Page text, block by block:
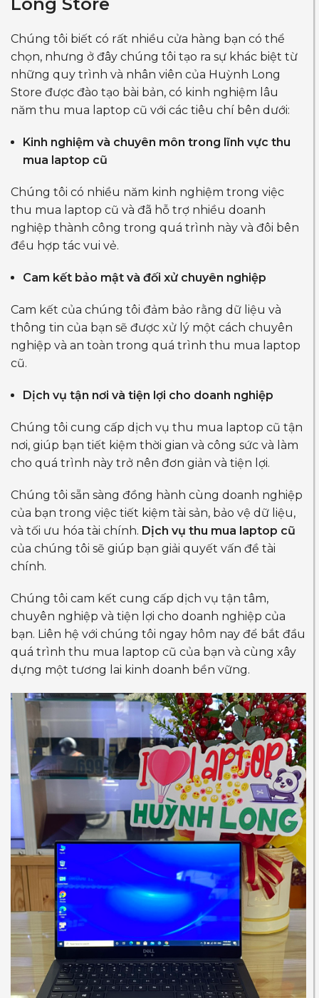
Chúng tôi biết có rất nhiều cửa hàng bạn có thể
chọn, nhưng ở đây chúng tôi tạo ra sự khác biệt từ
những quy trình và nhân viên của Huỳnh Long
Store được đào tạo bài bản, có kinh nghiệm lâu
năm thu mua laptop cũ với các tiêu chí bên dưới:
Kinh nghiệm và chuyên môn trong lĩnh vực thu
mua laptop cũ
Chúng tôi có nhiều năm kinh nghiệm trong việc
thu mua laptop cũ và đã hỗ trợ nhiều doanh
nghiệp thành công trong quá trình này và đôi bên
đều hợp tác vui vẻ.
Cam kết bảo mật và đối xử chuyên nghiệp
Cam kết của chúng tôi đảm bảo rằng dữ liệu và
thông tin của bạn sẽ được xử lý một cách chuyên
nghiệp và an toàn trong quá trình thu mua laptop
cũ.
Dịch vụ tận nơi và tiện lợi cho doanh nghiệp
Chúng tôi cung cấp dịch vụ thu mua laptop cũ tận
nơi, giúp bạn tiết kiệm thời gian và công sức và làm
cho quá trình này trở nên đơn giản và tiện lợi.
Chúng tôi sẵn sàng đồng hành cùng doanh nghiệp
của bạn trong việc tiết kiệm tài sản, bảo vệ dữ liệu,
và tối ưu hóa tài chính. Dịch vụ thu mua laptop cũ
của chúng tôi sẽ giúp bạn giải quyết vấn đề tài
chính.
Chúng tôi cam kết cung cấp dịch vụ tận tâm,
chuyên nghiệp và tiện lợi cho doanh nghiệp của
bạn. Liên hệ với chúng tôi ngay hôm nay để bắt đầu
quá trình thu mua laptop cũ của bạn và cùng xây
dựng một tương lai kinh doanh bền vững.